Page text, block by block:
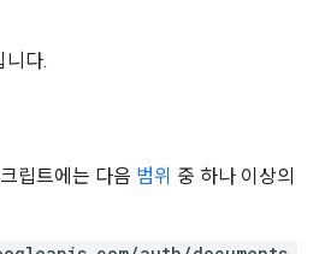
니다.
립트에는 다음 범위 중 하나 이상의